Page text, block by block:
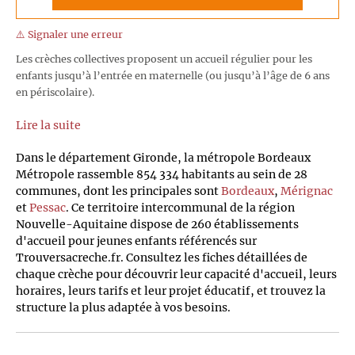
⚠️ Signaler une erreur
Les crèches collectives proposent un accueil régulier pour les
enfants jusqu’à l’entrée en maternelle (ou jusqu’à l’âge de 6 ans
en périscolaire).
Lire la suite
Dans le département Gironde, la métropole Bordeaux
Métropole rassemble 854 334 habitants au sein de 28
communes, dont les principales sontBordeaux, Mérignac
etPessac. Ce territoire intercommunal de la région
Nouvelle-Aquitaine dispose de 260 établissements
d'accueil pour jeunes enfants référencés sur
Trouversacreche.fr. Consultez les fiches détaillées de
chaque crèche pour découvrir leur capacité d'accueil, leurs
horaires, leurs tarifs et leur projet éducatif, et trouvez la
structure la plus adaptée à vos besoins.